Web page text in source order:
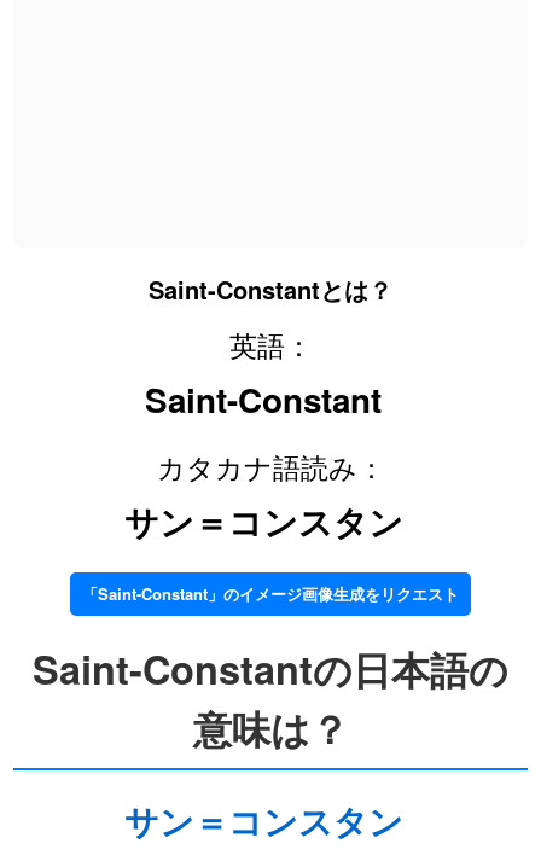
Saint-Constantとは？
英語：
Saint-Constant
カタカナ語読み：
サン＝コンスタン
「Saint-Constant」のイメージ画像生成をリクエスト
Saint-Constantの日本語の
意味は？
サン＝コンスタン